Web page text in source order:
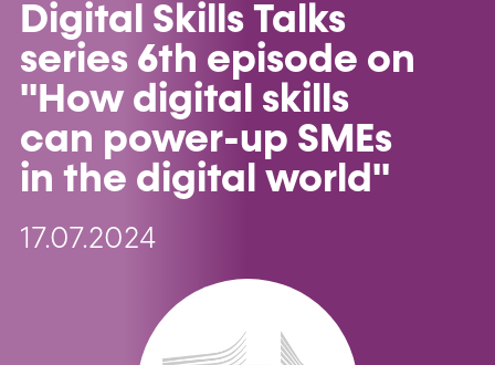
Digital Skills Talks
series 6th episode on
''How digital skills
can power-up SMEs
in the digital world''
17.07.2024